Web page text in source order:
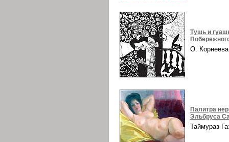
Тушь и
О.
Палитра
Эльбруса
Таймураз